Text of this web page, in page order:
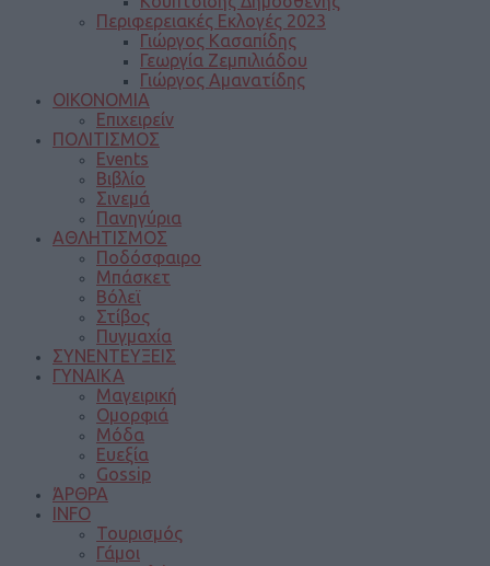
Περιφερειακές Εκλογές 2023
Γιώργος Κασαπίδης
Γεωργία Ζεμπιλιάδου
Γιώργος Αμανατίδης
ΟΙΚΟΝΟΜΙΑ
Επιχειρείν
ΠΟΛΙΤΙΣΜΟΣ
Events
Βιβλίο
Σινεμά
Πανηγύρια
ΑΘΛΗΤΙΣΜΟΣ
Ποδόσφαιρο
Μπάσκετ
Βόλεϊ
Στίβος
Πυγμαχία
ΣΥΝΕΝΤΕΥΞΕΙΣ
ΓΥΝΑΙΚΑ
Μαγειρική
Ομορφιά
Μόδα
Ευεξία
Gossip
ΆΡΘΡΑ
INFO
Τουρισμός
Γάμοι